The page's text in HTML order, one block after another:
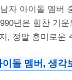
자 아이돌 멤버
년은 힘찬 기
, 정말 흥미로운
돌 멤버, 생각